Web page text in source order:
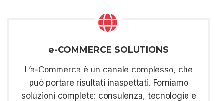
e-COMMERCE SOLUTIONS
L’e-Commerce è un canale complesso, che
può portare risultati inaspettati. Forniamo
soluzioni complete: consulenza, tecnologie e